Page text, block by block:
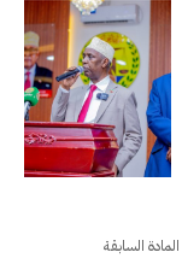
المادة السابقة